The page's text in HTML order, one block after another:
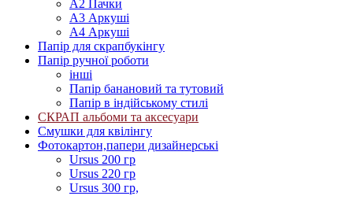
А2 Пачки
А3 Аркуші
А4 Аркуші
Папір для скрапбукінгу
Папір ручної роботи
інші
Папір банановий та тутовий
Папір в індійському стилі
СКРАП альбоми та аксесуари
Смушки для квілінгу
Фотокартон,папери дизайнерські
Ursus 200 гр
Ursus 220 гр
Ursus 300 гр,